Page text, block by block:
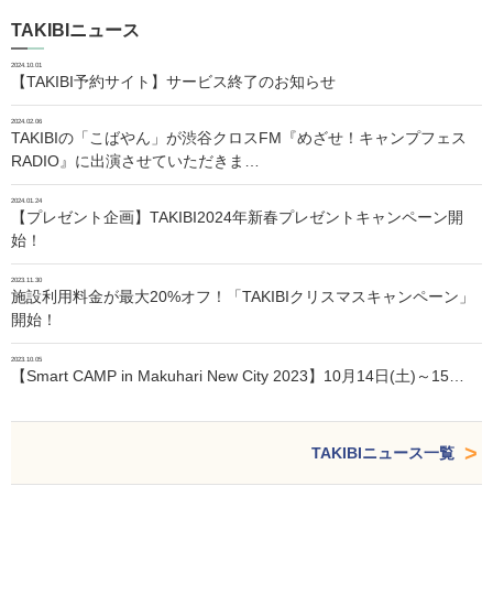
TAKIBIニュース
2024.10.01
【TAKIBI予約サイト】サービス終了のお知らせ
2024.02.06
TAKIBIの「こばやん」が渋谷クロスFM『めざせ！キャンプフェス
RADIO』に出演させていただきま…
2024.01.24
【プレゼント企画】TAKIBI2024年新春プレゼントキャンペーン開
始！
2023.11.30
施設利用料金が最大20%オフ！「TAKIBIクリスマスキャンペーン」
開始！
2023.10.05
【Smart CAMP in Makuhari New City 2023】10月14日(土)～15…
TAKIBIニュース一覧